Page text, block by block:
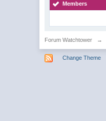
Members
Forum Watchtower →
Change Theme